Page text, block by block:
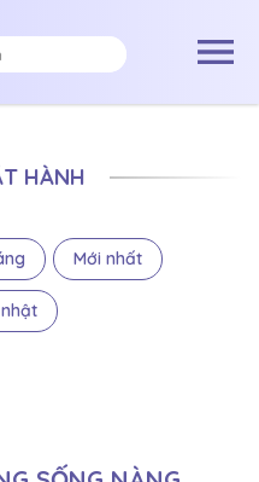
HÀNH
Mới nhất